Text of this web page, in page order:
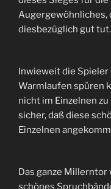
Augergewöhnliches,
diesbezüglich gut
Inwieweit die Spieler
Warmlaufen spüren
nicht im Einzelnen
sicher, daß diese
Einzelnen
Das ganze Millerntor
schönes